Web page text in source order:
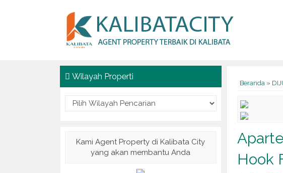
Beranda»
Hook
Wilayah Properti
Kami Agent Property di Kalibata City
yang akan membantu Anda